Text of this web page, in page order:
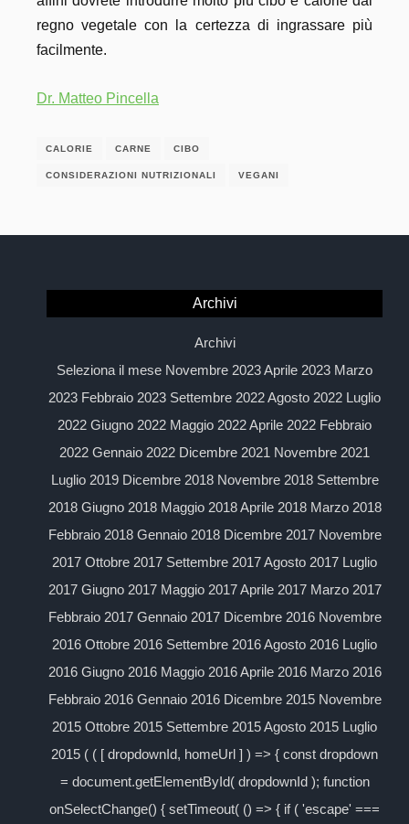
regno vegetale con la certezza di ingrassare più
facilmente.
Dr. Matteo Pincella
CALORIE CARNE CIBO
CONSIDERAZIONI NUTRIZIONALI VEGANI
Archivi
Archivi
Seleziona il mese Novembre 2023 Aprile 2023 Marzo
2023 Febbraio 2023 Settembre 2022 Agosto 2022 Luglio
2022 Giugno 2022 Maggio 2022 Aprile 2022 Febbraio
2022 Gennaio 2022 Dicembre 2021 Novembre 2021
Luglio 2019 Dicembre 2018 Novembre 2018 Settembre
2018 Giugno 2018 Maggio 2018 Aprile 2018 Marzo 2018
Febbraio 2018 Gennaio 2018 Dicembre 2017 Novembre
2017 Ottobre 2017 Settembre 2017 Agosto 2017 Luglio
2017 Giugno 2017 Maggio 2017 Aprile 2017 Marzo 2017
Febbraio 2017 Gennaio 2017 Dicembre 2016 Novembre
2016 Ottobre 2016 Settembre 2016 Agosto 2016 Luglio
2016 Giugno 2016 Maggio 2016 Aprile 2016 Marzo 2016
Febbraio 2016 Gennaio 2016 Dicembre 2015 Novembre
2015 Ottobre 2015 Settembre 2015 Agosto 2015 Luglio
2015 ( ( [ dropdownId, homeUrl ] ) => { const dropdown
= document.getElementById( dropdownId ); function
onSelectChange() { setTimeout( () => { if ( 'escape' ===